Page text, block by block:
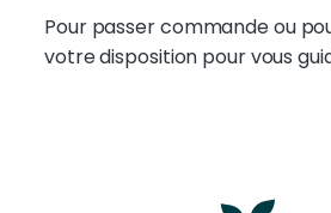
Pour passer commande ou
votre disposition pour vous